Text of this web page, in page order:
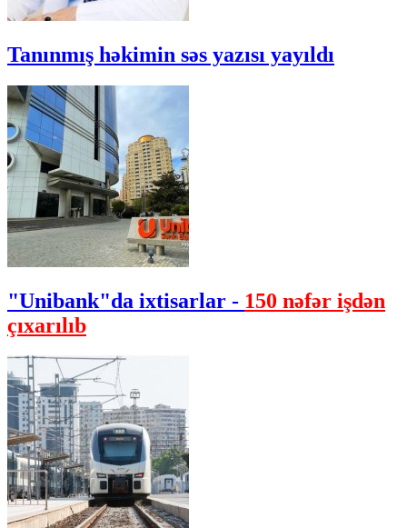
Tanınmış həkimin səs yazısı yayıldı
"Unibank"da ixtisarlar - 150 nəfər işdən
çıxarılıb